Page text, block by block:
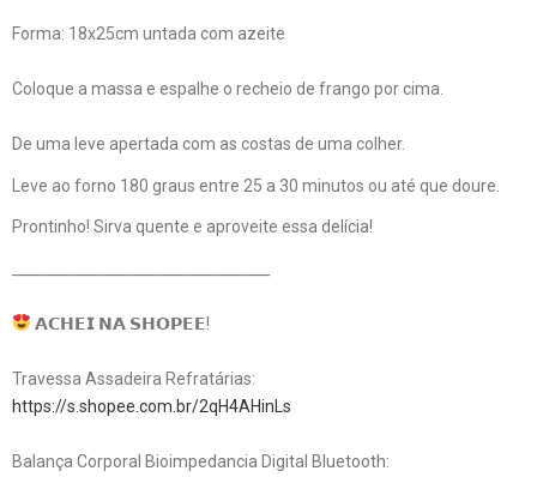
Forma: 18x25cm untada com azeite
Coloque a massa e espalhe o recheio de frango por cima.
De uma leve apertada com as costas de uma colher.
Leve ao forno 180 graus entre 25 a 30 minutos ou até que doure.
Prontinho! Sirva quente e aproveite essa delícia!
𝗔𝗖𝗛𝗘𝗜 𝗡𝗔 𝗦𝗛𝗢𝗣𝗘𝗘!
Travessa Assadeira Refratárias:
https://s.shopee.com.br/2qH4AHinLs
Balança Corporal Bioimpedancia Digital Bluetooth: